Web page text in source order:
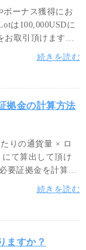
ボーナス獲得にお
は100,000USDに
取引頂けますの
、統一された
ズを共通の測定基
続きを読む
拠金の計算方法
りの通貨量 × ロ
て算出して頂け
要証拠金を計算す
ク許容度に応じた
みください。
続きを読む
ますか？